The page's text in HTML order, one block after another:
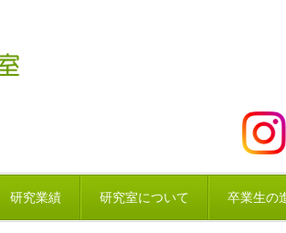
研究業績 研究室について 卒業生の